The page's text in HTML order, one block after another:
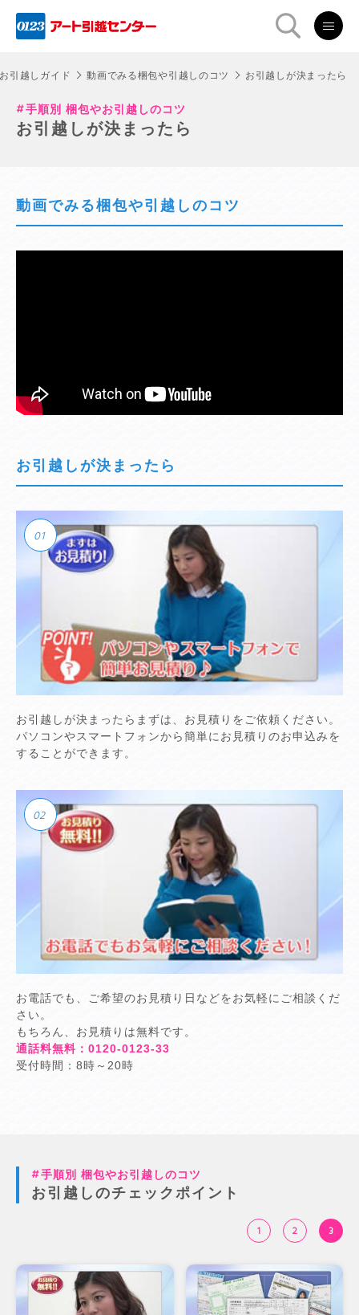
お引越しガイド 動画でみる梱包や引越しのコツ お引越しが決まったら
手順別 梱包やお引越しのコツ
お引越しが決まったら
動画でみる梱包や引越しのコツ
お引越しが決まったら
お引越しが決まったらまずは、お見積りをご依頼ください。
パソコンやスマートフォンから簡単にお見積りのお申込みを
することができます。
お電話でも、ご希望のお見積り日などをお気軽にご相談くだ
さい。
もちろん、お見積りは無料です。
通話料無料： 0120-0123-33
受付時間：8時～20時
1 2 3
手順別 梱包やお引越しのコツ
お引越しのチェックポイント